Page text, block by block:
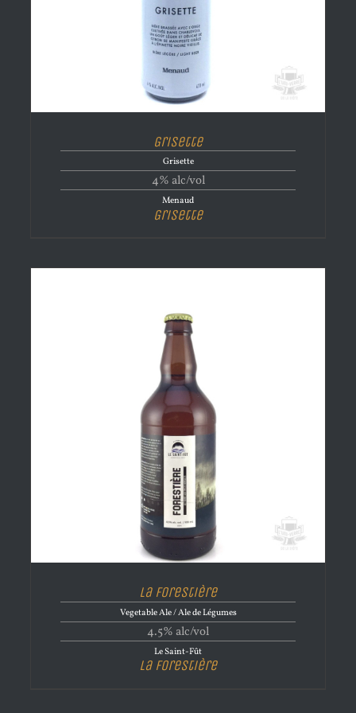
Grisette
Grisette
4% alc/vol
Menaud
Grisette
La Forestière
Vegetable Ale / Ale de Légumes
4.5% alc/vol
Le Saint-Fût
La Forestière